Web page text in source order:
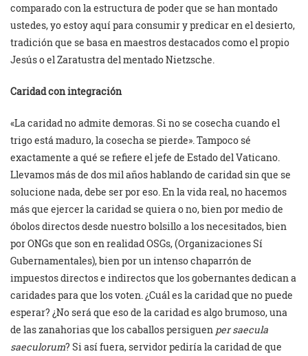
comparado con la estructura de poder que se han montado
ustedes, yo estoy aquí para consumir y predicar en el desierto,
tradición que se basa en maestros destacados como el propio
Jesús o el Zaratustra del mentado Nietzsche.
Caridad con integración
«La caridad no admite demoras. Si no se cosecha cuando el
trigo está maduro, la cosecha se pierde». Tampoco sé
exactamente a qué se refiere el jefe de Estado del Vaticano.
Llevamos más de dos mil años hablando de caridad sin que se
solucione nada, debe ser por eso. En la vida real, no hacemos
más que ejercer la caridad se quiera o no, bien por medio de
óbolos directos desde nuestro bolsillo a los necesitados, bien
por ONGs que son en realidad OSGs, (Organizaciones Sí
Gubernamentales), bien por un intenso chaparrón de
impuestos directos e indirectos que los gobernantes dedican a
caridades para que los voten. ¿Cuál es la caridad que no puede
esperar? ¿No será que eso de la caridad es algo brumoso, una
de las zanahorias que los caballos persiguen per saecula
saeculorum? Si así fuera, servidor pediría la caridad de que